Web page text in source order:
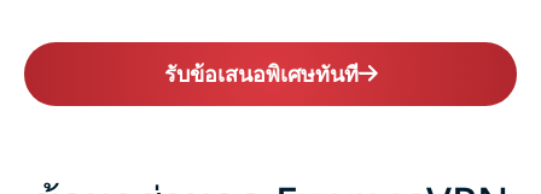
รับข้อเสนอพิเศษทันที